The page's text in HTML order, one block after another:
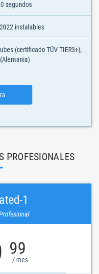
segundos
instalables
(certificado TÜV TIER3+),
PROFESIONALES
1
99
/ mes